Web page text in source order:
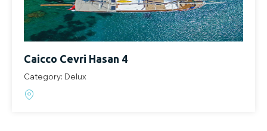
Caicco Cevri Hasan 4
Category: Delux